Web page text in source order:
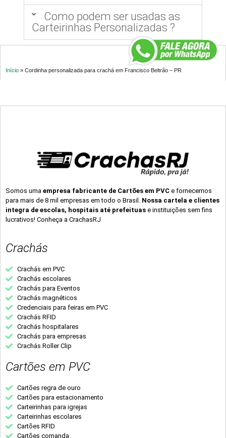
Como podem ser usadas as
Carteirinhas Personalizadas ?
Início » Cordinha personalizada para crachá em Francisco Beltrão – PR
Somos uma empresa fabricante de Cartões em PVC e fornecemos
para mais de 8 mil empresas em todo o Brasil. Nossa cartela e clientes
integra de escolas, hospitais até prefeituas e instituições sem fins
lucrativos! Conheça a CrachasRJ
Crachás
Crachás em PVC
Crachás escolares
Crachás para Eventos
Crachás magnéticos
Credenciais para feiras em PVC
Crachás RFID
Crachás hospitalares
Crachás para empresas
Crachás Roller Clip
Cartões em PVC
Cartões regra de ouro
Cartões para estacionamento
Carteirinhas para igrejas
Carteirinhas escolares
Cartões RFID
Cartões comanda